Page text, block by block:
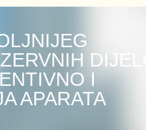
I
APARATA